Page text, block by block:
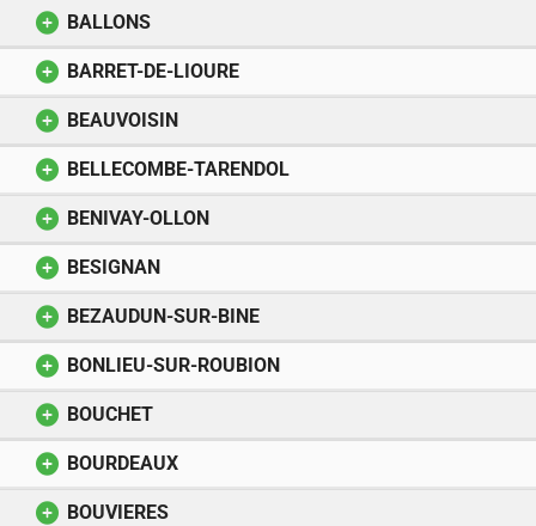
BALLONS
BARRET-DE-LIOURE
BEAUVOISIN
BELLECOMBE-TARENDOL
BENIVAY-OLLON
BESIGNAN
BEZAUDUN-SUR-BINE
BONLIEU-SUR-ROUBION
BOUCHET
BOURDEAUX
BOUVIERES